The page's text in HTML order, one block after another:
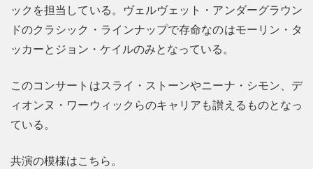
ックを担当している。ヴェルヴェット・アンダーグラウン
ドのクラシック・ラインナップで存命なのはモーリン・タ
ッカーとジョン・ケイルのみとなっている。
このコンサートはスライ・ストーンやニーナ・シモン、デ
ィオンヌ・ワーウィックらのキャリアも讃えるものとなっ
ている。
共演の模様はこちら。